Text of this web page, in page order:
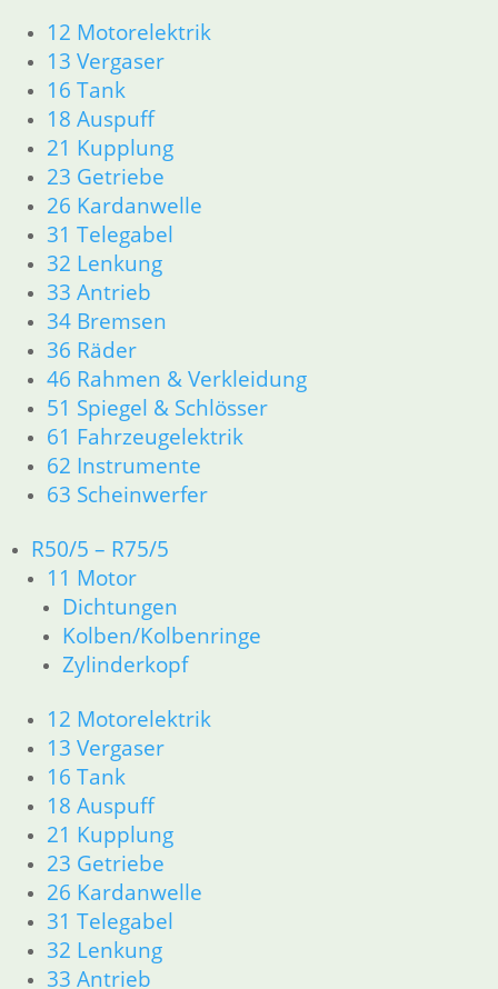
12 Motorelektrik
13 Vergaser
16 Tank
18 Auspuff
21 Kupplung
23 Getriebe
26 Kardanwelle
31 Telegabel
32 Lenkung
33 Antrieb
34 Bremsen
36 Räder
46 Rahmen & Verkleidung
51 Spiegel & Schlösser
61 Fahrzeugelektrik
62 Instrumente
63 Scheinwerfer
R50/5 – R75/5
11 Motor
Dichtungen
Kolben/Kolbenringe
Zylinderkopf
12 Motorelektrik
13 Vergaser
16 Tank
18 Auspuff
21 Kupplung
23 Getriebe
26 Kardanwelle
31 Telegabel
32 Lenkung
33 Antrieb
zzgl.Versandkosten
In den Warenkorb
GS Aufkleber für
Seitendeckel R
9,80€
Artikelnummer: 2307040
inkl. MwSt.
zzgl.Versandkosten
In den Warenkorb
Hauptständer Buchse 13,5
mm
5,95€
Artikelnummer: 2301704
zzgl.Versandkosten
In den Warenkorb
Ständerschraube mit Mutter
Artikelnummer: 2302046
inkl. MwSt.
zzgl. Versandkosten
In den Warenkorb
Ständerfeder 97 mm lang
8,95 €
Artikelnummer: 1236282
inkl. MwSt.